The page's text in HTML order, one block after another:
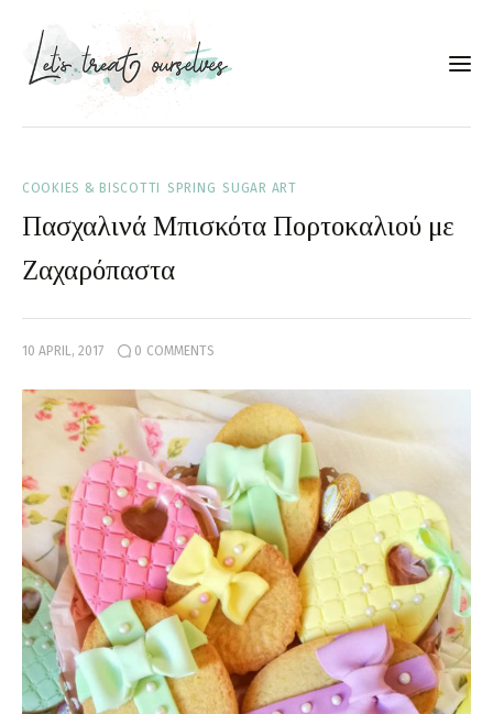
Portfolio
Services
Επικοινωνία
Συνεργασίες
Moments of Mine
FAQ
COOKIES & BISCOTTI SPRING SUGAR ART
Πασχαλινά Μπισκότα Πορτοκαλιού με
Ζαχαρόπαστα
10 APRIL, 2017 0 COMMENTS